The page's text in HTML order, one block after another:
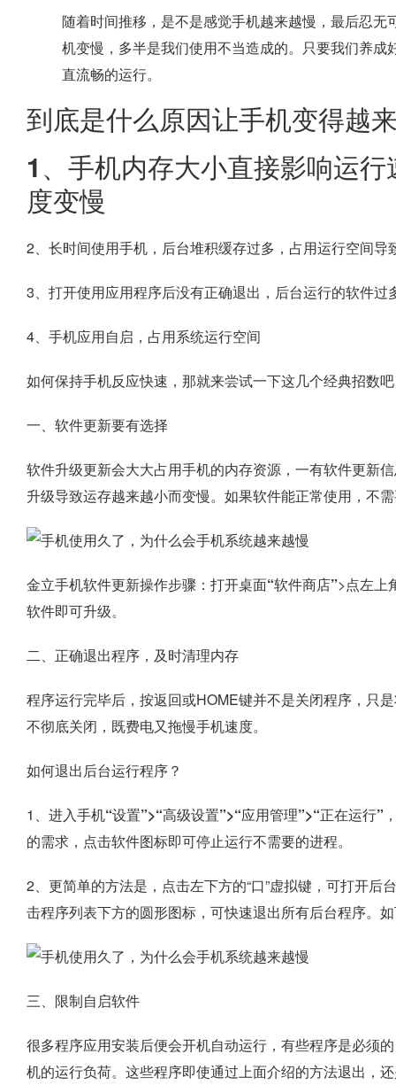
随着时间推移，是不是感觉手机越来越慢，最后忍
机变慢，多半是我们使用不当造成的。只要我们养
直流畅的运行。
到底是什么原因让手机变得越
1、手机内存大小直接影响运
度变慢
2、长时间使用手机，后台堆积缓存过多，占用运行空间导
3、打开使用应用程序后没有正确退出，后台运行的软件过
4、手机应用自启，占用系统运行空间
如何保持手机反应快速，那就来尝试一下这几个经典招数
一、软件更新要有选择
软件升级更新会大大占用手机的内存资源，一有软件更新
升级导致运存越来越小而变慢。如果软件能正常使用，不
金立手机软件更新操作步骤：打开桌面“软件商店”>点左上
软件即可升级。
二、正确退出程序，及时清理内存
程序运行完毕后，按返回或HOME键并不是关闭程序，只
不彻底关闭，既费电又拖慢手机速度。
如何退出后台运行程序？
1、进入手机“设置”>“高级设置”>“应用管理”>“正在运行”
的需求，点击软件图标即可停止运行不需要的进程。
2、更简单的方法是，点击左下方的“口”虚拟键，可打开
击程序列表下方的圆形图标，可快速退出所有后台程序。
三、限制自启软件
很多程序应用安装后便会开机自动运行，有些程序是必须
机的运行负荷。这些程序即使通过上面介绍的方法退出，